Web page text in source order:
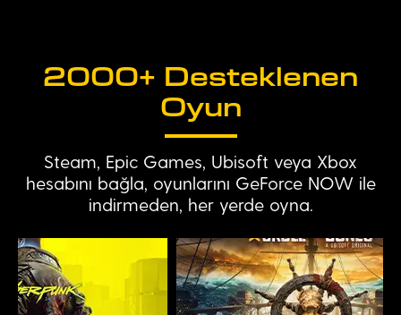
2000+ Desteklenen
Oyun
Steam, Epic Games, Ubisoft veya Xbox
hesabını bağla, oyunlarını GeForce NOW ile
indirmeden, her yerde oyna.